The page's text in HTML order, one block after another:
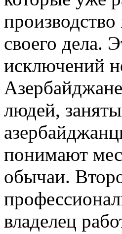
своего дела.
исключений
людей,
понимают
обычаи.
владелец